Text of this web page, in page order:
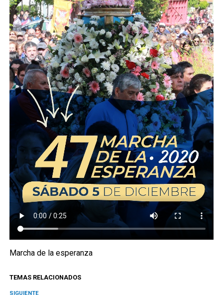
Marcha de la esperanza
TEMAS RELACIONADOS
SIGUIENTE